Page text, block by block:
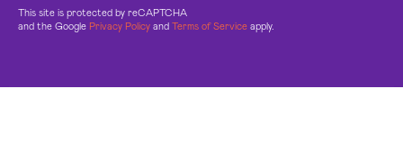
This site is protected by reCAPTCHA
and the Google Privacy Policy and Terms of Service apply.